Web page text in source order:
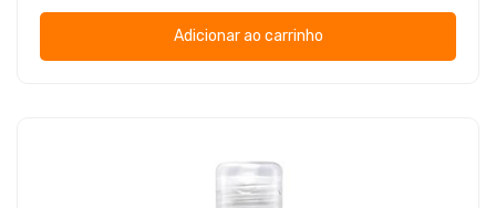
Adicionar ao carrinho